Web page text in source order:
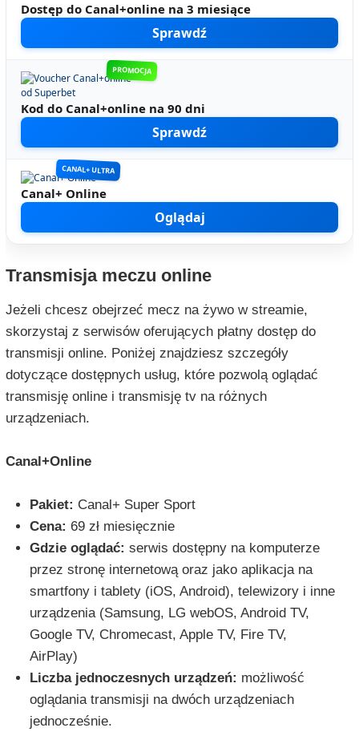
Dostęp do Canal+online na 3 miesiące
Sprawdź
PROMOCJA
Kod do Canal+online na 90 dni
Sprawdź
CANAL+ ULTRA
Canal+ Online
Oglądaj
Transmisja meczu online
Jeżeli chcesz obejrzeć mecz na żywo w streamie,
skorzystaj z serwisów oferujących płatny dostęp do
transmisji online. Poniżej znajdziesz szczegóły
dotyczące dostępnych usług, które pozwolą oglądać
transmisję online i transmisję tv na różnych
urządzeniach.
Canal+Online
Pakiet: Canal+ Super Sport
Cena: 69 zł miesięcznie
Gdzie oglądać: serwis dostępny na komputerze
przez stronę internetową oraz jako aplikacja na
smartfony i tablety (iOS, Android), telewizory i inne
urządzenia (Samsung, LG webOS, Android TV,
Google TV, Chromecast, Apple TV, Fire TV,
AirPlay)
Liczba jednoczesnych urządzeń: możliwość
oglądania transmisji na dwóch urządzeniach
jednocześnie.